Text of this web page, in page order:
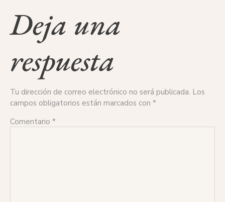
Deja una
respuesta
Tu dirección de correo electrónico no será publicada. Los
campos obligatorios están marcados con *
Comentario *